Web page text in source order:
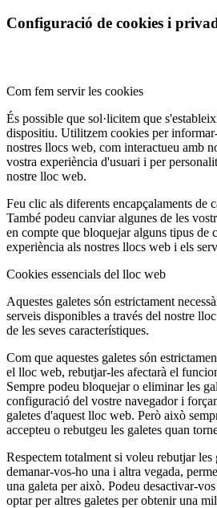
Configuració de cookies i
Com fem servir les cookies
És possible que sol·licitem que
dispositiu. Utilitzem cookies per
nostres llocs web, com interactueu amb
vostra experiència d'usuari i per
nostre lloc web.
Feu clic als diferents encapçalaments de
També podeu canviar algunes de les
en compte que bloquejar alguns tipus de
experiència als nostres llocs web i els
Cookies essencials del lloc web
Aquestes galetes són estrictament
serveis disponibles a través del nostre
de les seves característiques.
Com que aquestes galetes són
el lloc web, rebutjar-les afectarà el
Sempre podeu bloquejar o eliminar les
configuració del vostre navegador i
galetes d'aquest lloc web. Però això
accepteu o rebutgeu les galetes quan
Respectem totalment si voleu rebutjar les
demanar-vos-ho una i altra vegada,
una galeta per això. Podeu desactivar-
optar per altres galetes per obtenir una